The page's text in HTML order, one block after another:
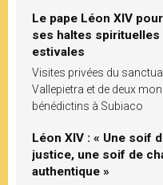
Le pape Léon XIV
ses haltes spirituelles
estivales
Visites privées du
Vallepietra et de deux
bénédictins à Subiaco
Léon XIV : « Une soif
justice, une soif de
authentique »